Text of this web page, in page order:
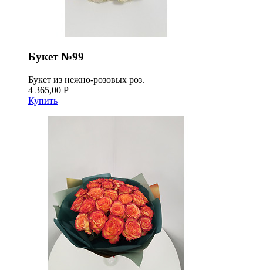
Букет №99
Букет из нежно-розовых роз.
4 365,00 Р
Купить